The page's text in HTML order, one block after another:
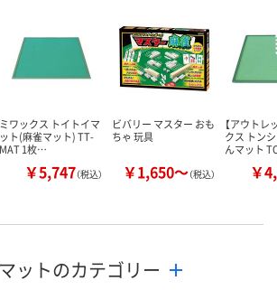
ミワックス トイトイマ
ット(麻雀マット) TT-
MAT 1枚…
￥5,747（税込）
ビバリー マスター おも
ちゃ 玩具
￥1,650～（税込）
【アウトレ
クス トン
んマット
￥
ットのカテゴリー